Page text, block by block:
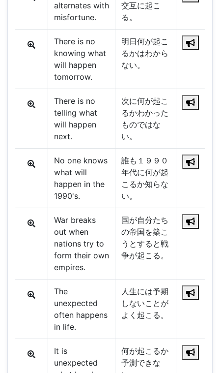
alternates with
misfortune.
交互に起こ
る。
There is no
knowing what
will happen
tomorrow.
明日何が起こ
るかはわから
ない。
There is no
telling what
will happen
next.
次に何が起こ
るかわかった
ものではな
い。
No one knows
what will
happen in the
1990's.
誰も１９９０
年代に何が起
こるか知らな
い。
War breaks
out when
nations try to
form their own
empires.
国が自分たち
の帝国を築こ
うとすると戦
争が起こる。
The
unexpected
often happens
in life.
人生には予期
しないことが
よく起こる。
It is
unexpected
何が起こるか
予測できな